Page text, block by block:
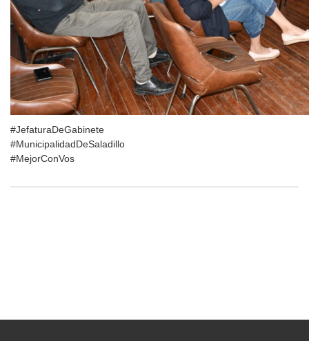
#JefaturaDeGabinete
#MunicipalidadDeSaladillo
#MejorConVos